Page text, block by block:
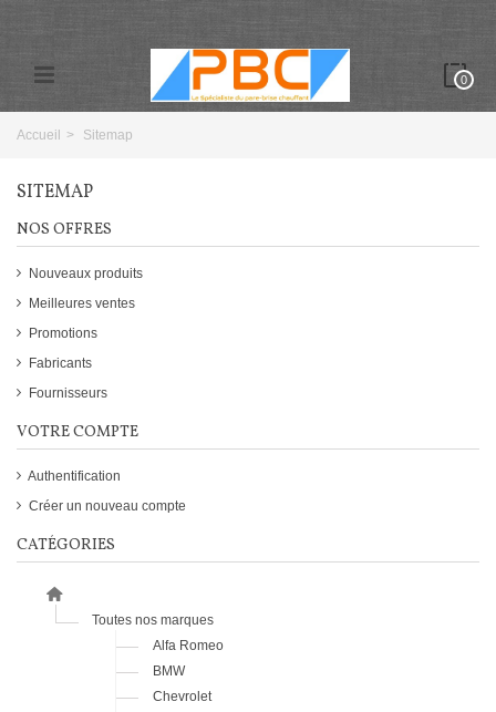
0
Accueil > Sitemap
SITEMAP
NOS OFFRES
Nouveaux produits
Meilleures ventes
Promotions
Fabricants
Fournisseurs
VOTRE COMPTE
Authentification
Créer un nouveau compte
CATÉGORIES
Toutes nos marques
Alfa Romeo
BMW
Chevrolet